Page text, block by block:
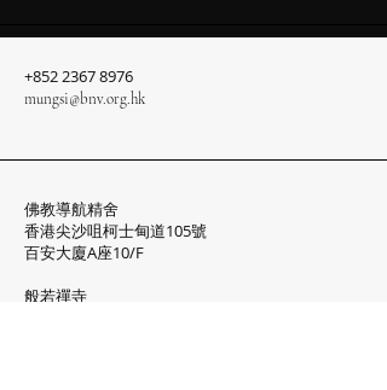
+852 2367 8976
mungsi@bnv.org.hk
​佛教導航精舍
香港尖沙咀柯士甸道105號
百安大廈A座10/F​​​
般若禪寺